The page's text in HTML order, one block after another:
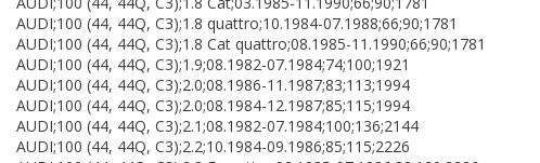
AUDI;100 (44, 44Q, C3);1.8 quattro;10.1984-07.1988;66;90;1781
AUDI;100 (44, 44Q, C3);1.8 Cat quattro;08.1985-11.1990;66;90;1781
AUDI;100 (44, 44Q, C3);1.9;08.1982-07.1984;74;100;1921
AUDI;100 (44, 44Q, C3);2.0;08.1986-11.1987;83;113;1994
AUDI;100 (44, 44Q, C3);2.0;08.1984-12.1987;85;115;1994
AUDI;100 (44, 44Q, C3);2.1;08.1982-07.1984;100;136;2144
AUDI;100 (44, 44Q, C3);2.2;10.1984-09.1986;85;115;2226